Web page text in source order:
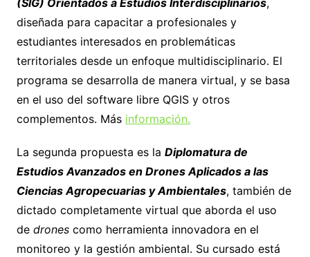
(SIG) Orientados a Estudios Interdisciplinarios,
diseñada para capacitar a profesionales y
estudiantes interesados en problemáticas
territoriales desde un enfoque multidisciplinario. El
programa se desarrolla de manera virtual, y se basa
en el uso del software libre QGIS y otros
complementos. Más información.
La segunda propuesta es la Diplomatura de
Estudios Avanzados en Drones Aplicados a las
Ciencias Agropecuarias y Ambientales, también de
dictado completamente virtual que aborda el uso
de drones como herramienta innovadora en el
monitoreo y la gestión ambiental. Su cursado está